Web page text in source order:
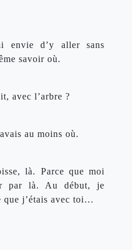
envie d’y aller sans
savoir où.
avec l’arbre ?
au moins où.
là. Parce que moi
par là. Au début, je
que j’étais avec toi…